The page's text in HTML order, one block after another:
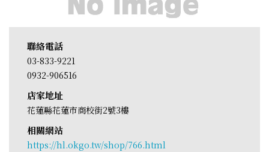
聯絡電話
03-833-9221
0932-906516
店家地址
花蓮縣花蓮市商校街2號3樓
相關網站
https://hl.okgo.tw/shop/766.html